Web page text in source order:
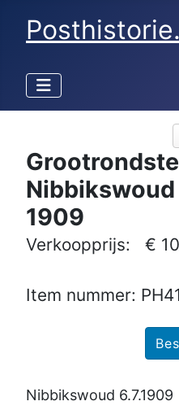
1909
Verkoopprijs: €
Item nummer:
Nibbikswoud 6.7.1909